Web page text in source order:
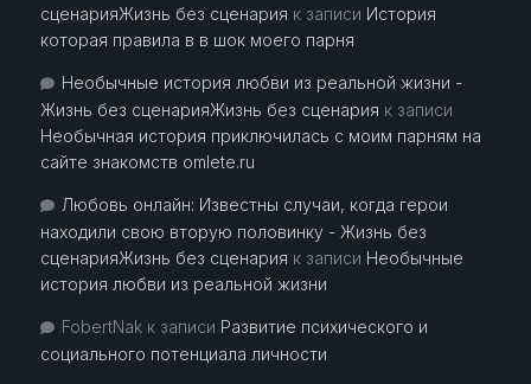
сценарияЖизнь без сценария к записи История
которая правила в в шок моего парня
Необычные история любви из реальной жизни -
Жизнь без сценарияЖизнь без сценария к записи
Необычная история приключилась с моим парням на
сайте знакомств omlete.ru
Любовь онлайн: Известны случаи, когда герои
находили свою вторую половинку - Жизнь без
сценарияЖизнь без сценария к записи Необычные
история любви из реальной жизни
FobertNakк записи Развитие психического и
социального потенциала личности